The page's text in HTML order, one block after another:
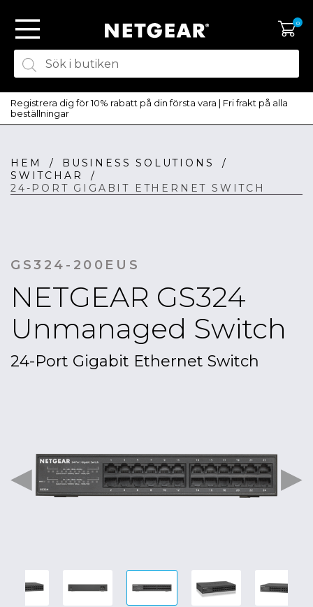
SKAPA KONTO
LOGGA IN
0
Registrera dig för 10% rabatt på din första vara | Fri frakt på alla
beställningar
HEM / BUSINESS SOLUTIONS
/
SWITCHAR
/
24-PORT GIGABIT ETHERNET SWITCH
GS324-200EUS
NETGEAR GS324
Unmanaged Switch
24-Port Gigabit Ethernet Switch